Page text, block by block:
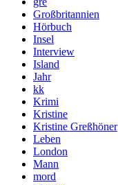
Großbritannien
Hörbuch
Insel
Interview
Island
Jahr
kk
Krimi
Kristine
Kristine Greßhöner
Leben
London
Mann
mord